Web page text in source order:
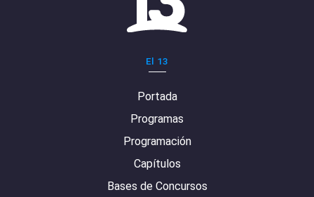
El 13
Portada
Programas
Programación
Capítulos
Bases de Concursos